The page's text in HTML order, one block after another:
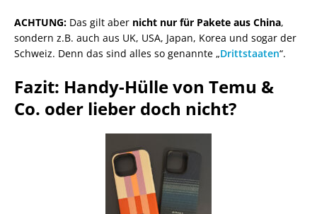
ACHTUNG: Das gilt aber nicht nur für Pakete aus China,
sondern z.B. auch aus UK, USA, Japan, Korea und sogar der
Schweiz. Denn das sind alles so genannte „Drittstaaten“.
Fazit: Handy-Hülle von Temu &
Co. oder lieber doch nicht?